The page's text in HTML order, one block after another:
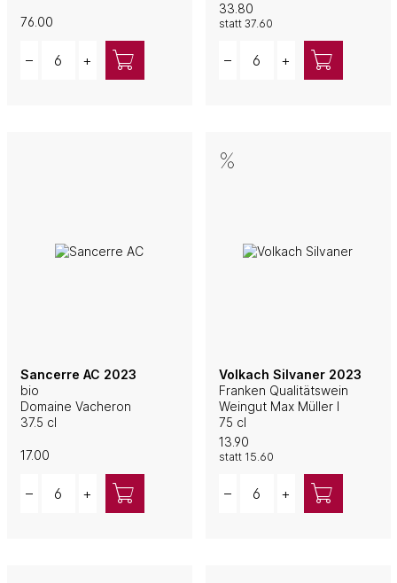
76.00
– +
33.80
statt 37.60
– +
Sancerre AC 2023
bio
Domaine Vacheron
37.5 cl
17.00
– +
Volkach Silvaner 2023
Franken Qualitätswein
Weingut Max Müller I
75 cl
13.90
statt 15.60
– +